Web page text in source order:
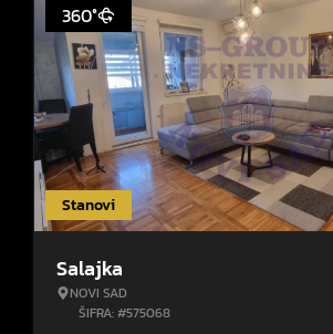
Stanovi
360°
Salajka
NOVI SAD
ŠIFRA: #575068